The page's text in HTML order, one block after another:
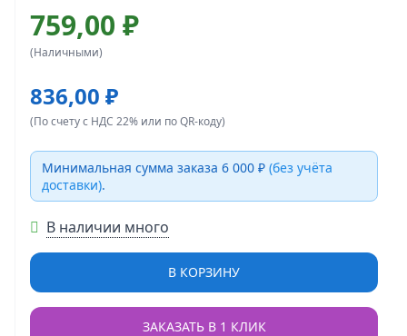
759,00 ₽
(Наличными)
836,00 ₽
(По счету с НДС 22% или по QR-коду)
Минимальная сумма заказа 6 000 ₽ (без учёта
доставки).
В наличии много
В КОРЗИНУ
ЗАКАЗАТЬ В 1 КЛИК